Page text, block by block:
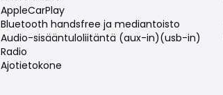
AppleCarPlay
Bluetooth handsfree ja mediantoisto
Audio-sisääntuloliitäntä (aux-in)(usb-in)
Radio
Ajotietokone